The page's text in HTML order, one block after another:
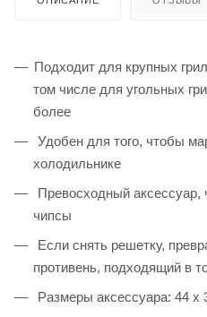
Подходит для крупных
том числе для угольных
более
Удобен для того, чтобы
холодильнике
Превосходный
чипсы
Если снять решетку,
противень, подходящий в
Размеры аксессуара: 44 х